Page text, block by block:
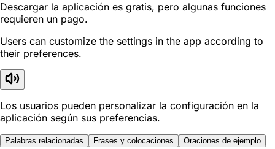
Descargar la aplicación es gratis, pero algunas funciones
requieren un pago.
Users can customize the settings in the app according to
their preferences.
Los usuarios pueden personalizar la configuración en la
aplicación según sus preferencias.
Palabras relacionadas Frases y colocaciones Oraciones de ejemplo